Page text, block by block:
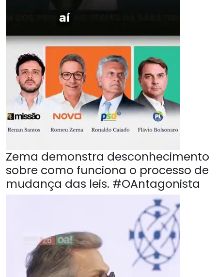
Zema demonstra desconhecimento
sobre como funciona o processo de
mudança das leis. #OAntagonista